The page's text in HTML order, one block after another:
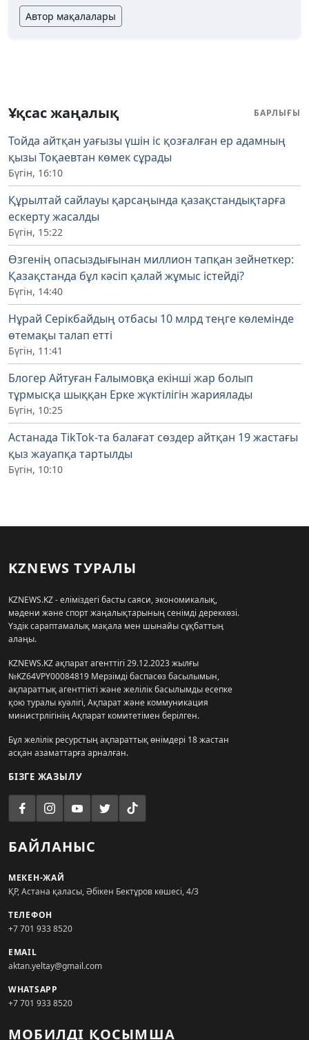
Автор мақалалары
Ұқсас жаңалық БАРЛЫҒЫ
Тойда айтқан уағызы үшін іс қозғалған ер адамның
қызы Тоқаевтан көмек сұрады
Бүгін, 16:10
Құрылтай сайлауы қарсаңында қазақстандықтарға
ескерту жасалды
Бүгін, 15:22
Өзгенің опасыздығынан миллион тапқан зейнеткер:
Қазақстанда бұл кәсіп қалай жұмыс істейді?
Бүгін, 14:40
Нұрай Серікбайдың отбасы 10 млрд теңге көлемінде
өтемақы талап етті
Бүгін, 11:41
Блогер Айтуған Ғалымовқа екінші жар болып
тұрмысқа шыққан Ерке жүктілігін жариялады
Бүгін, 10:25
Астанада TikTok-та балағат сөздер айтқан 19 жастағы
қыз жауапқа тартылды
Бүгін, 10:10
KZNEWS ТУРАЛЫ
KZNEWS.KZ - еліміздегі басты саяси, экономикалық,
мәдени және спорт жаңалықтарының сенімді дереккөзі.
Үздік сараптамалық мақала мен шынайы сұқбаттың
алаңы.
KZNEWS.KZ ақпарат агенттігі 29.12.2023 жылғы
№KZ64VPY00084819 Мерзімді баспасөз басылымын,
ақпараттық агенттікті және желілік басылымды есепке
қою туралы куәлігі, Ақпарат және коммуникация
министрлігінің Ақпарат комитетімен берілген.
Бұл желілік ресурстың ақпараттық өнімдері 18 жастан
асқан азаматтарға арналған.
БІЗГЕ ЖАЗЫЛУ
БАЙЛАНЫС
МЕКЕН-ЖАЙ
ҚР, Астана қаласы, Әбікен Бектұров көшесі, 4/3
ТЕЛЕФОН
+7 701 933 8520
EMAIL
aktan.yeltay@gmail.com
WHATSAPP
+7 701 933 8520
МОБИЛДІ ҚОСЫМША